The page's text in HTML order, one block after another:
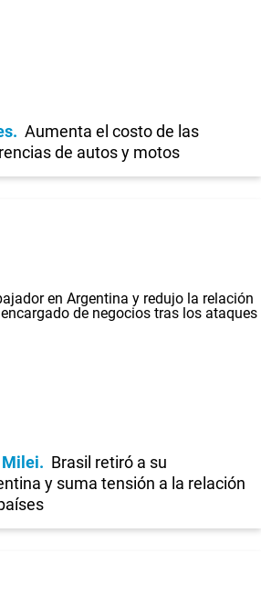
Aumenta el costo de las
de autos y motos
Milei
Brasil retiró a su
y suma tensión a la relación